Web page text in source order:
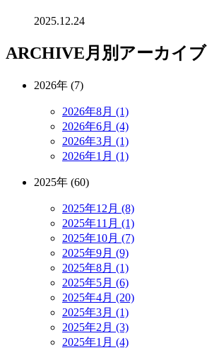
2025.12.24
ARCHIVE月別アーカイブ
2026年 (7)
2026年8月 (1)
2026年6月 (4)
2026年3月 (1)
2026年1月 (1)
2025年 (60)
2025年12月 (8)
2025年11月 (1)
2025年10月 (7)
2025年9月 (9)
2025年8月 (1)
2025年5月 (6)
2025年4月 (20)
2025年3月 (1)
2025年2月 (3)
2025年1月 (4)